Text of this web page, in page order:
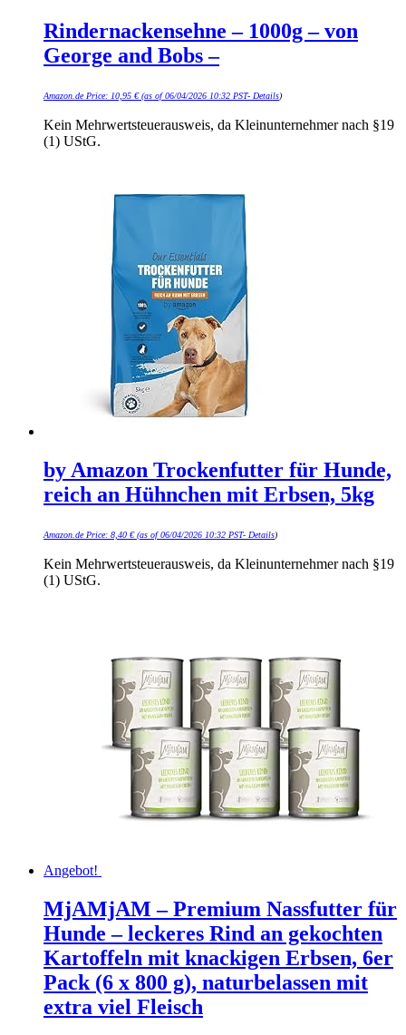
Rindernackensehne – 1000g – von
George and Bobs –
Amazon.de Price: 10,95 €(as of 06/04/2026 10:32 PST- Details)
Kein Mehrwertsteuerausweis, da Kleinunternehmer nach §19
(1) UStG.
by Amazon Trockenfutter für Hunde,
reich an Hühnchen mit Erbsen, 5kg
Amazon.de Price: 8,40 €(as of 06/04/2026 10:32 PST- Details)
Kein Mehrwertsteuerausweis, da Kleinunternehmer nach §19
(1) UStG.
Angebot!
MjAMjAM – Premium Nassfutter für
Hunde – leckeres Rind an gekochten
Kartoffeln mit knackigen Erbsen, 6er
Pack (6 x 800 g), naturbelassen mit
extra viel Fleisch